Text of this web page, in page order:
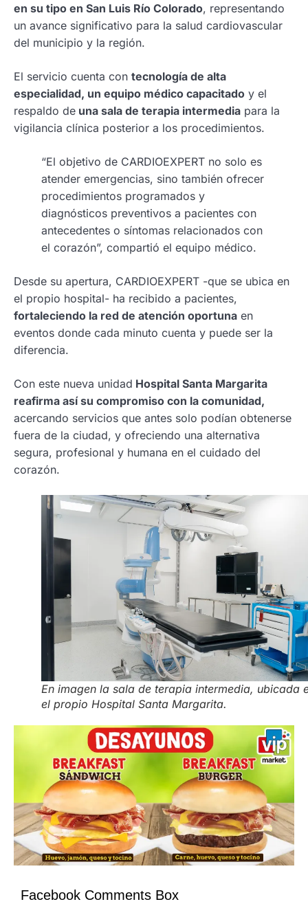
en su tipo en San Luis Río Colorado, representando
un avance significativo para la salud cardiovascular
del municipio y la región.
El servicio cuenta con tecnología de alta
especialidad, un equipo médico capacitado y el
respaldo de una sala de terapia intermedia para la
vigilancia clínica posterior a los procedimientos.
“El objetivo de CARDIOEXPERT no solo es
atender emergencias, sino también ofrecer
procedimientos programados y
diagnósticos preventivos a pacientes con
antecedentes o síntomas relacionados con
el corazón”, compartió el equipo médico.
Desde su apertura, CARDIOEXPERT -que se ubica en
el propio hospital- ha recibido a pacientes,
fortaleciendo la red de atención oportuna en
eventos donde cada minuto cuenta y puede ser la
diferencia.
Con este nueva unidad Hospital Santa Margarita
reafirma así su compromiso con la comunidad,
acercando servicios que antes solo podían obtenerse
fuera de la ciudad, y ofreciendo una alternativa
segura, profesional y humana en el cuidado del
corazón.
En imagen la sala de terapia intermedia, ubicada
el propio Hospital Santa Margarita.
Facebook Comments Box